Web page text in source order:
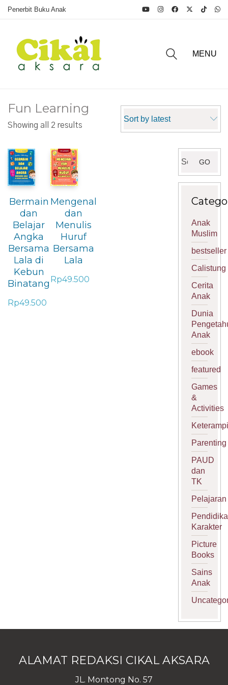
Penerbit Buku Anak
MENU
Fun Learning
Showing all 2 results
Sort by latest
Bermain
dan
Belajar
Angka
Bersama
Lala di
Kebun
Binatang
Rp49.500
Mengenal
dan
Menulis
Huruf
Bersama
Lala
Rp49.500
for:
GO
Anak
Muslim
bestseller
Calistung
Cerita
Anak
Dunia
Anak
ebook
featured
Games
&
Activities
Parenting
PAUD
dan
TK
Pelajaran
Karakter
Picture
Books
Sains
Anak
ALAMAT REDAKSI CIKAL AKSARA
JL. Montong No. 57